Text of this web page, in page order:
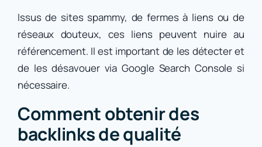
Issus de sites spammy, de fermes à liens ou de
réseaux douteux, ces liens peuvent nuire au
référencement. Il est important de les détecter et
de les désavouer via Google Search Console si
nécessaire.
Comment obtenir des
backlinks de qualité